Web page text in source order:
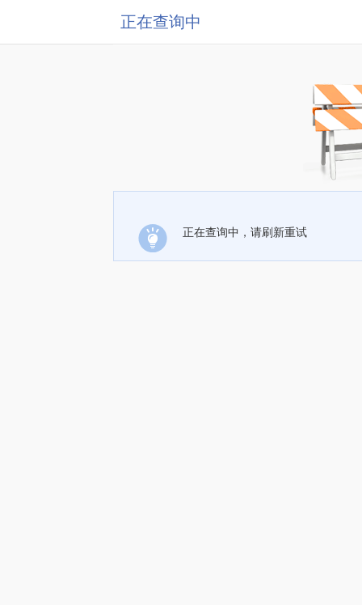
正在查询中
正在查询中，请刷新重试